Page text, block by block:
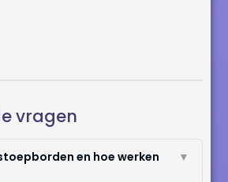
vragen
en hoe werken
▼